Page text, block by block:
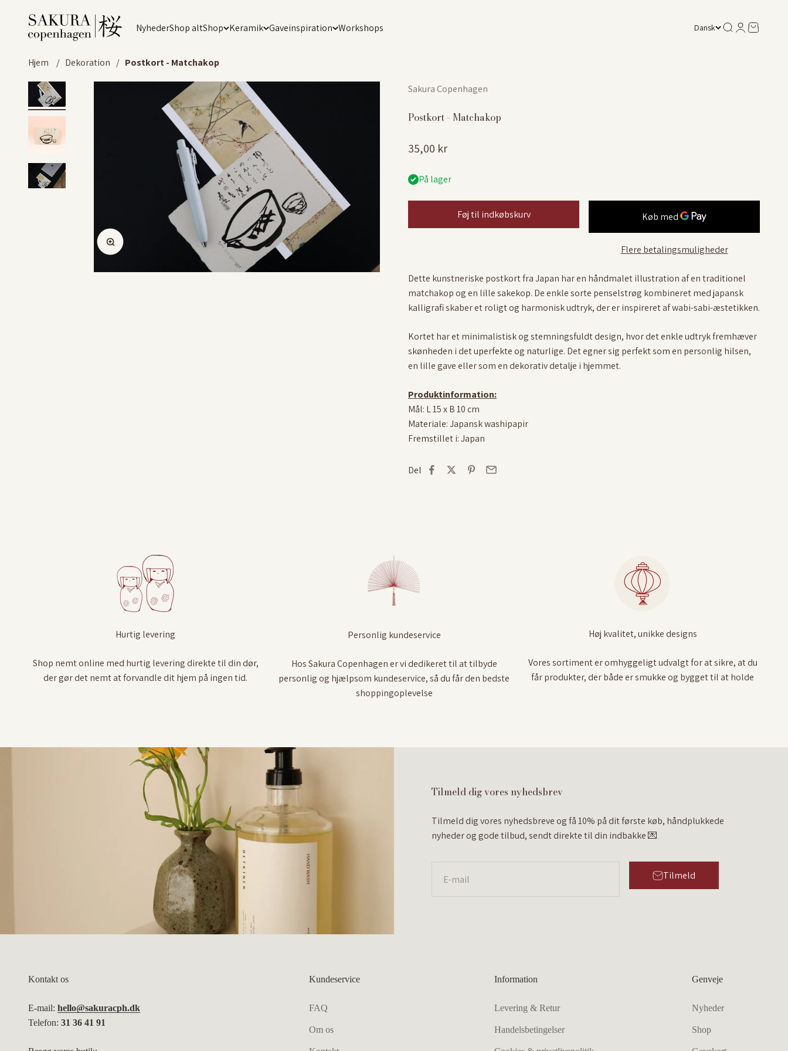
NyhederShop altShop Keramik Gaveinspiration Workshops
Sakura Copenhagen
Dansk Søg Log ind
Kurv
Hjem / Dekoration / Postkort - Matchakop
Zoom
Sakura Copenhagen
Postkort - Matchakop
Salgspris
35,00 kr
På lager
Føj til indkøbskurv
Flere betalingsmuligheder
Dette kunstneriske postkort fra Japan har en håndmalet illustration af en traditionel
matchakop og en lille sakekop. De enkle sorte penselstrøg kombineret med japansk
kalligrafi skaber et roligt og harmonisk udtryk, der er inspireret af wabi-sabi-æstetikken.
Kortet har et minimalistisk og stemningsfuldt design, hvor det enkle udtryk fremhæver
skønheden i det uperfekte og naturlige. Det egner sig perfekt som en personlig hilsen,
en lille gave eller som en dekorativ detalje i hjemmet.
Produktinformation:
Mål: L 15 x B 10 cm
Materiale: Japansk washipapir
Fremstillet i: Japan
Del
Hurtig levering
Shop nemt online med hurtig levering direkte til din dør,
der gør det nemt at forvandle dit hjem på ingen tid.
Personlig kundeservice
Hos Sakura Copenhagen er vi dedikeret til at tilbyde
personlig og hjælpsom kundeservice, så du får den bedste
shoppingoplevelse
Høj kvalitet, unikke designs
Vores sortiment er omhyggeligt udvalgt for at sikre, at du
får produkter, der både er smukke og bygget til at holde
Tilmeld dig vores nyhedsbrev
Tilmeld dig vores nyhedsbreve og få 10% på dit første køb, håndplukkede
nyheder og gode tilbud, sendt direkte til din indbakke 💌
E-mail Tilmeld
Kontakt os
E-mail: hello@sakuracph.dk
Telefon: 31 36 41 91
Kundeservice
FAQ
Om os
Information
Levering & Retur
Handelsbetingelser
Genveje
Nyheder
Shop